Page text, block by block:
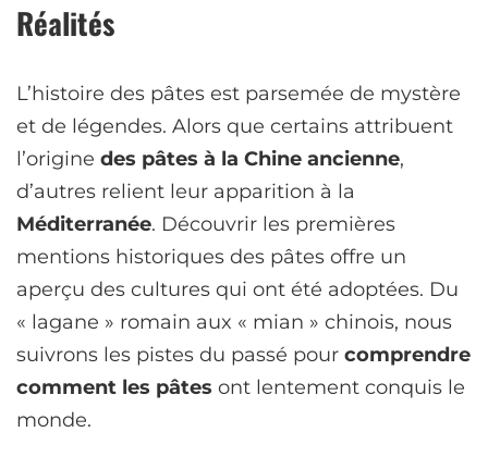
Réalités
L’histoire des pâtes est parsemée de mystère
et de légendes. Alors que certains attribuent
l’origine des pâtes à la Chine ancienne,
d’autres relient leur apparition à la
Méditerranée. Découvrir les premières
mentions historiques des pâtes offre un
aperçu des cultures qui ont été adoptées. Du
« lagane » romain aux « mian » chinois, nous
suivrons les pistes du passé pour comprendre
comment les pâtes ont lentement conquis le
monde.